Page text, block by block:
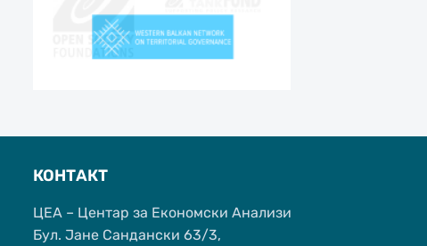
КОНТАКТ
ЦЕА – Центар за Економски Анализи
Бул. Јане Сандански 63/3,